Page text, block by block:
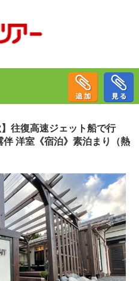
往復高速ジェット船で行
伴 洋室《宿泊》素泊まり（熱